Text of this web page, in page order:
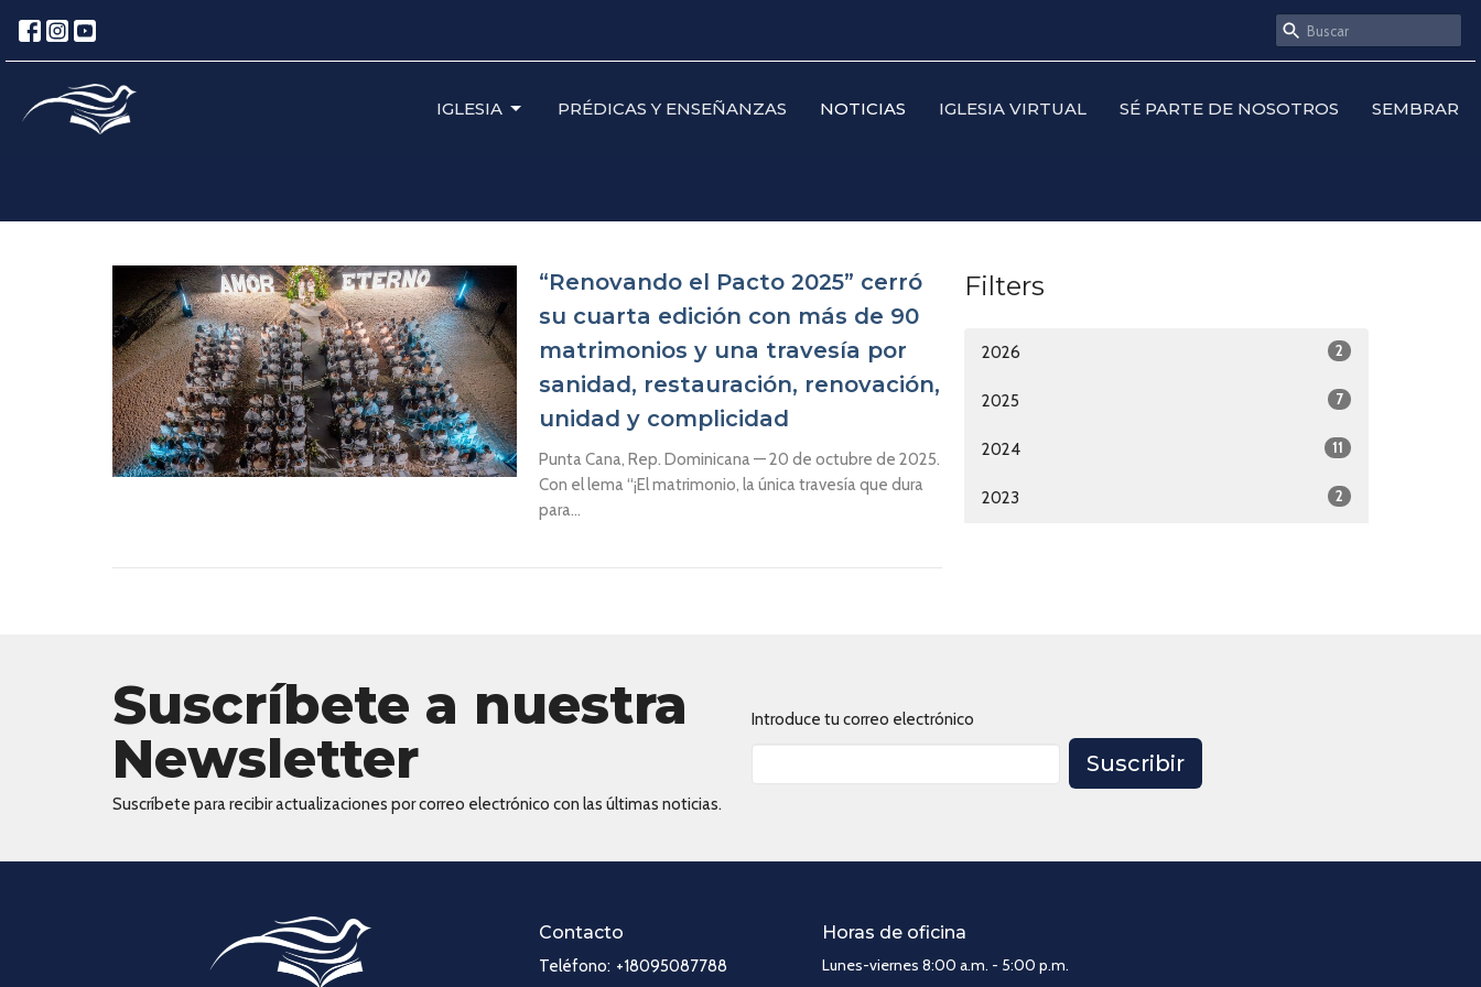
IGLESIA PRÉDICAS Y ENSEÑANZAS NOTICIAS IGLESIA VIRTUAL SÉ PARTE DE NOSOTROS SEMBRAR
“Renovando el Pacto 2025” cerró
su cuarta edición con más de 90
matrimonios y una travesía por
sanidad, restauración, renovación,
unidad y complicidad
Punta Cana, Rep. Dominicana — 20 de octubre de 2025.
Con el lema “¡El matrimonio, la única travesía que dura
para...
Filters
2026 2
2025 7
2024 11
2023 2
Suscríbete a nuestra
Newsletter
Suscríbete para recibir actualizaciones por correo electrónico con las últimas noticias.
Introduce tu correo electrónico
Suscribir
Contacto
Teléfono: +18095087788
Horas de oficina
Lunes-viernes 8:00 a.m. - 5:00 p.m.